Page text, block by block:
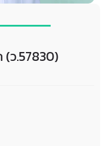
ว.57830)